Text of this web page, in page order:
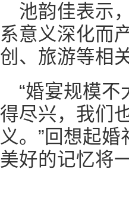
池韵佳表示
系意义深化而
创、旅游等相
“婚宴规模
得尽兴，我们
义。”回想起
美好的记忆将